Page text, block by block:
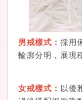
男戒樣式： 採用
輪廓分明，展現
女戒樣式： 以優